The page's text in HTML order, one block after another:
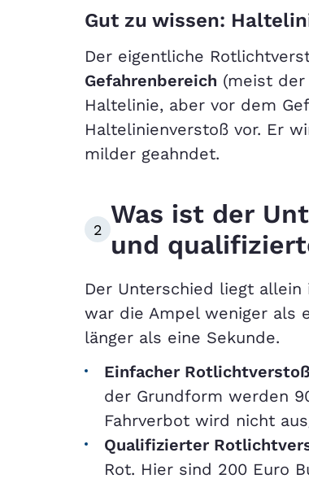
Gut zu wissen:
Der eigentliche
Gefahrenbereich (meist der
Haltelinie, aber vor dem
Haltelinienverstoß vor. Er
milder geahndet.
2 Was ist der
und
Der Unterschied liegt allein
war die Ampel weniger als
länger als eine Sekunde.
Einfacher Rotlichtverstoß
der Grundform werden
Fahrverbot wird nicht
Qualifizierter
Rot. Hier sind 200 Euro